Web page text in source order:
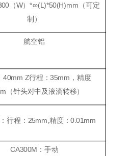
（W）*∞(L)*50(H)mm（可定
制）
航空铝
40mm Z行程：35mm，精度
（针头对中及液滴转移）
行程：25mm,精度：0.01mm
CA300M：手动